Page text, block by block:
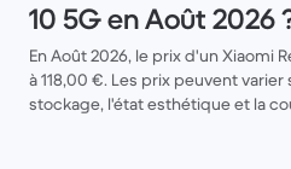
10 5G en Août 2026
En Août 2026, le prix d'un Xiaomi
à 118,00 €. Les prix peuvent
stockage, l'état esthétique et la